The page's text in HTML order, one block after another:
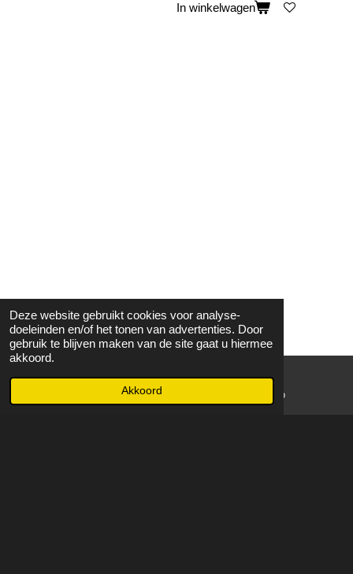
Deze website gebruikt cookies voor analyse-
doeleinden en/of het tonen van advertenties. Door
gebruik te blijven maken van de site gaat u hiermee
akkoord.
Akkoord
In winkelwagen
WhatsApp